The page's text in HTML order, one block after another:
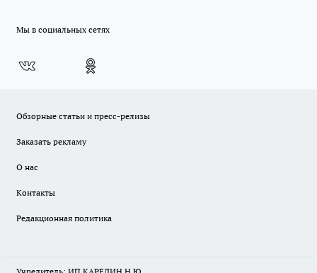
Мы в социальных сетях
Обзорные статьи и пресс-релизы
Заказать рекламу
О нас
Контакты
Редакционная политика